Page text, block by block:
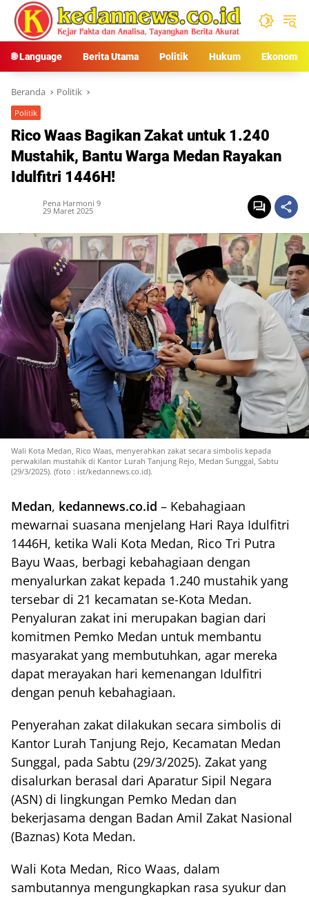
Langsung
konten
🌐 Language Berita Utama Politik Hukum Ekonomi
Beranda Politik
Politik
Rico Waas Bagikan Zakat untuk 1.240
Mustahik, Bantu Warga Medan Rayakan
Idulfitri 1446H!
Pena Harmoni 9
29 Maret 2025
Wali Kota Medan, Rico Waas, menyerahkan zakat secara simbolis kepada
perwakilan mustahik di Kantor Lurah Tanjung Rejo, Medan Sunggal, Sabtu
(29/3/2025). (foto : ist/kedannews.co.id).
Medan, kedannews.co.id – Kebahagiaan
mewarnai suasana menjelang Hari Raya Idulfitri
1446H, ketika Wali Kota Medan, Rico Tri Putra
Bayu Waas, berbagi kebahagiaan dengan
menyalurkan zakat kepada 1.240 mustahik yang
tersebar di 21 kecamatan se-Kota Medan.
Penyaluran zakat ini merupakan bagian dari
komitmen Pemko Medan untuk membantu
masyarakat yang membutuhkan, agar mereka
dapat merayakan hari kemenangan Idulfitri
dengan penuh kebahagiaan.
Penyerahan zakat dilakukan secara simbolis di
Kantor Lurah Tanjung Rejo, Kecamatan Medan
Sunggal, pada Sabtu (29/3/2025). Zakat yang
disalurkan berasal dari Aparatur Sipil Negara
(ASN) di lingkungan Pemko Medan dan
bekerjasama dengan Badan Amil Zakat Nasional
(Baznas) Kota Medan.
Wali Kota Medan, Rico Waas, dalam
sambutannya mengungkapkan rasa syukur dan